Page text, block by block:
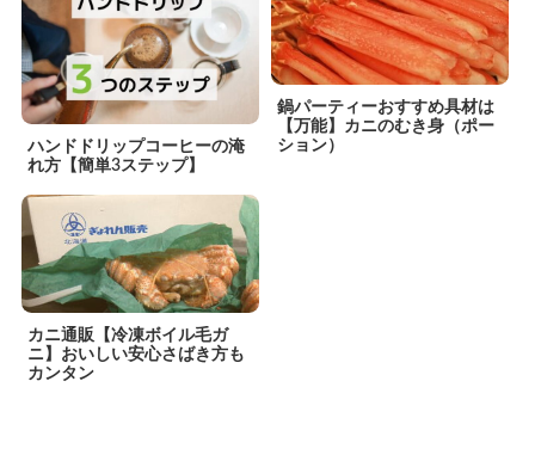
ハンドドリップコーヒーの淹
れ方【簡単3ステップ】
鍋パーティーおすすめ具材は
【万能】カニのむき身（ポー
ション）
カニ通販【冷凍ボイル毛ガ
ニ】おいしい安心さばき方も
カンタン